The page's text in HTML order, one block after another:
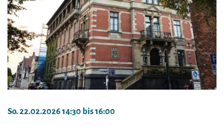
So. 22.02.2026 14:30 bis 16:00